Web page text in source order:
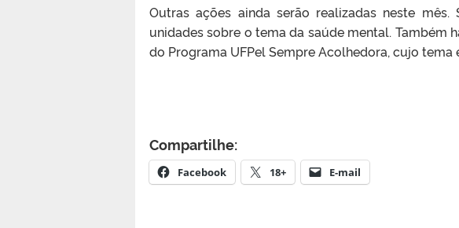
Outras ações ainda serão realizadas neste
unidades sobre o tema da saúde mental. Também
do Programa UFPel Sempre Acolhedora, cujo tema
Compartilhe:
Facebook 18+ E-mail